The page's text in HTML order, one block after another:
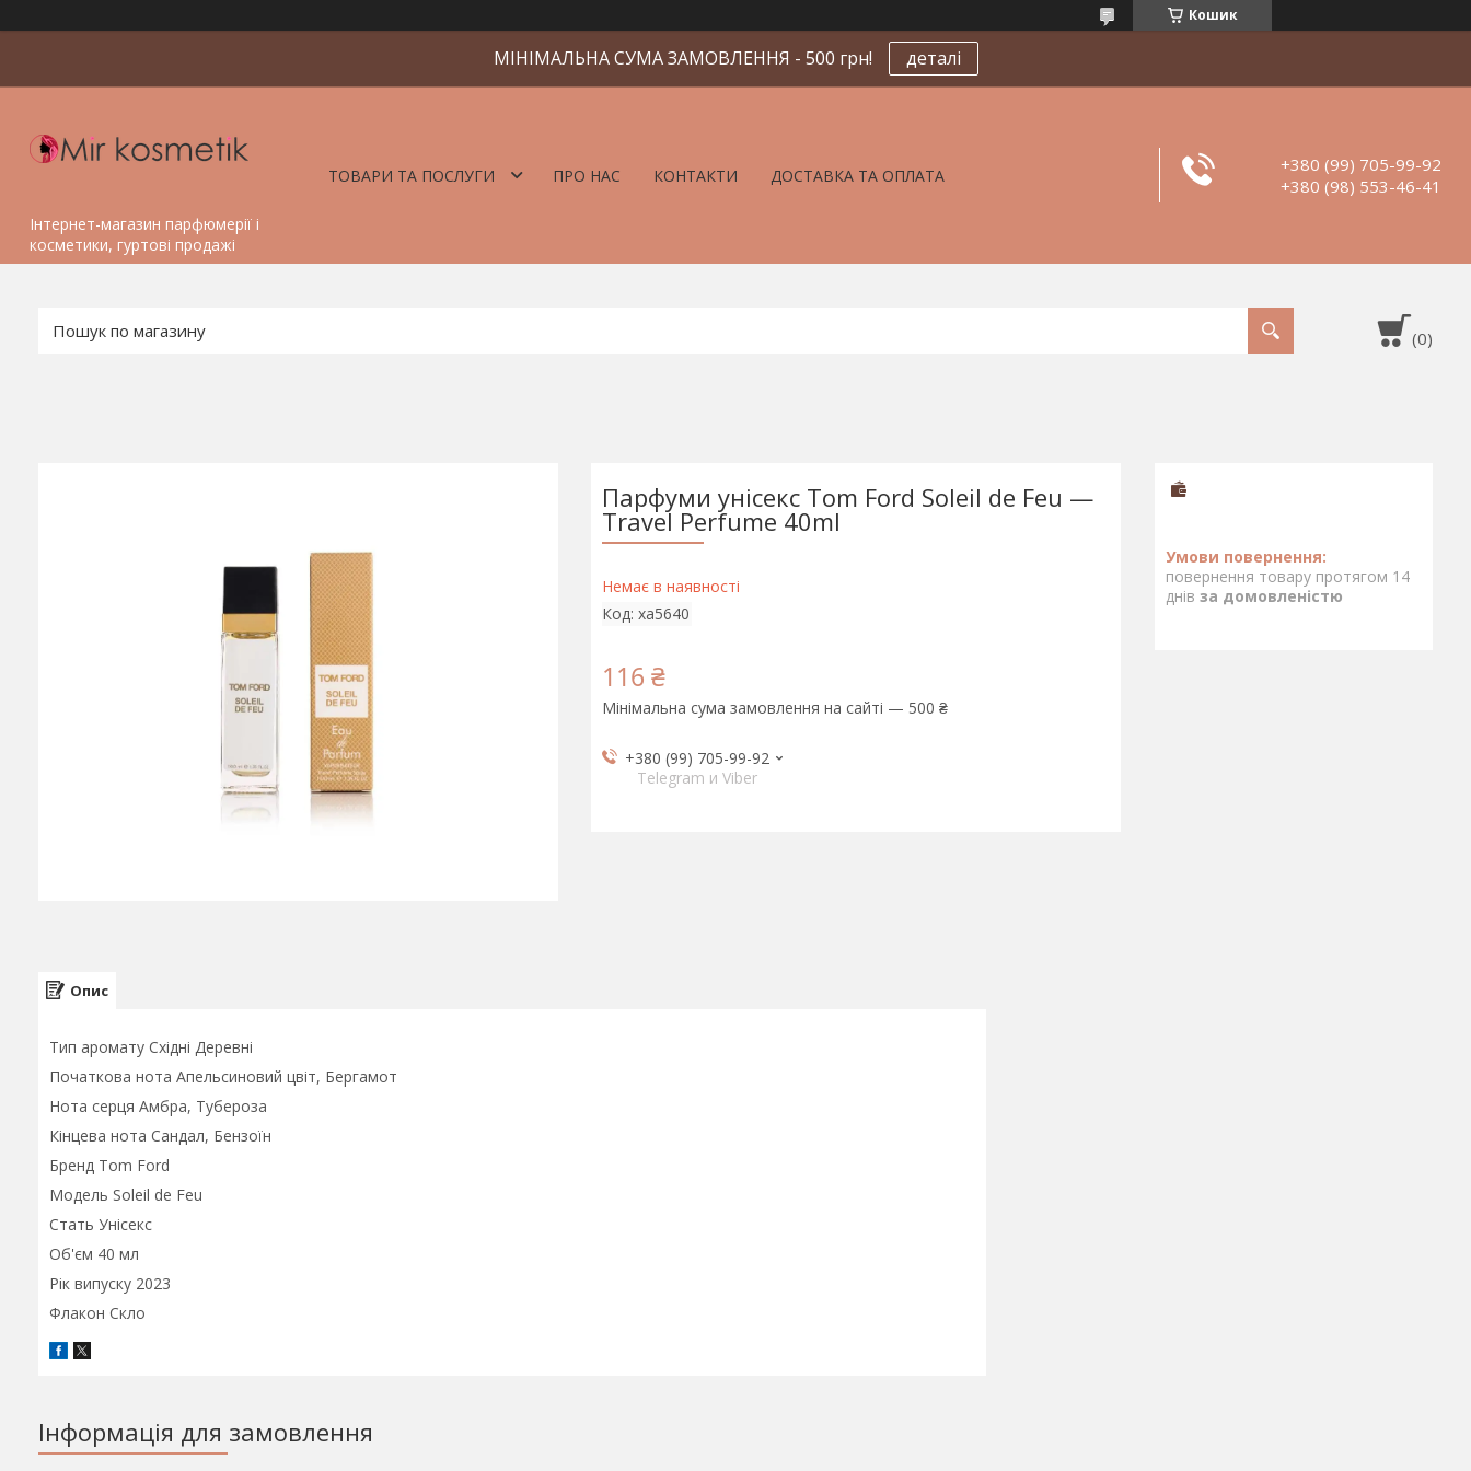
Кошик
МІНІМАЛЬНА СУМА ЗАМОВЛЕННЯ - 500 грн! деталі
Інтернет-магазин парфюмерії і
косметики, гуртові продажі
ТОВАРИ ТА ПОСЛУГИ ПРО НАС КОНТАКТИ ДОСТАВКА ТА ОПЛАТА
+380 (99) 705-99-92
+380 (98) 553-46-41
Парфуми унісекс Tom Ford Soleil de Feu —
Travel Perfume 40ml
Немає в наявності
Код: xa5640
116 ₴
Мінімальна сума замовлення на сайті — 500 ₴
+380 (99) 705-99-92
Telegram и Viber
повернення товару протягом 14
днів за домовленістю
Опис
Тип аромату Східні Деревні
Початкова нота Апельсиновий цвіт, Бергамот
Нота серця Амбра, Тубероза
Кінцева нота Сандал, Бензоїн
Бренд Tom Ford
Модель Soleil de Feu
Стать Унісекс
Об'єм 40 мл
Рік випуску 2023
Флакон Скло
Інформація для замовлення